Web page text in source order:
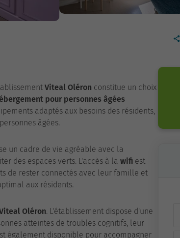
Viteal Oléron constitue un choix
pour personnes âgées
adaptés aux besoins des résidents,
âgées.
un cadre de vie agréable avec la
des espaces verts. L'accès à la wifi est
de rester connectés avec leur famille et
aux résidents.
Oléron. L'établissement dispose d'une
atteintes de troubles cognitifs, leur
également disponible pour accompagner